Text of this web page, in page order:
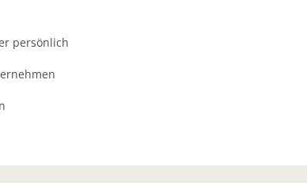
persönlich